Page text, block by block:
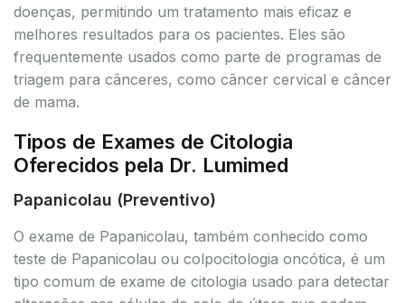
doenças, permitindo um tratamento mais eficaz e
melhores resultados para os pacientes. Eles são
frequentemente usados como parte de programas de
triagem para cânceres, como câncer cervical e câncer
de mama.
Tipos de Exames de Citologia
Oferecidos pela Dr. Lumimed
Papanicolau (Preventivo)
O exame de Papanicolau, também conhecido como
teste de Papanicolau ou colpocitologia oncótica, é um
tipo comum de exame de citologia usado para detectar